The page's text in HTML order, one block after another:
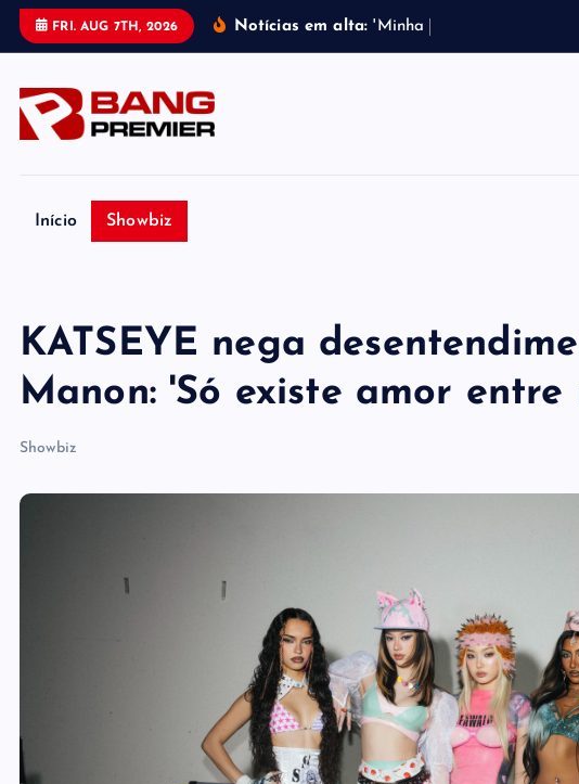
FRI. AUG 7TH, 2026 Notícias em alta: ' M inha
Início Showbiz
KATSEYE nega
Manon: 'Só existe amor entre
Showbiz